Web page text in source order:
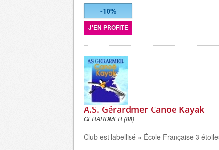
-10%
J'EN PROFITE
A.S. Gérardmer Canoë Kayak
GERARDMER (88)
Club est labellisé « École Française 3